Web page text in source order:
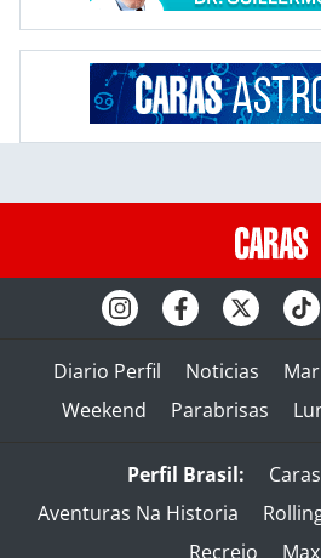
Diario Perfil Noticias
Weekend
Parabrisas
Perfil Brasil: Caras
Aventuras Na Historia
Recreio